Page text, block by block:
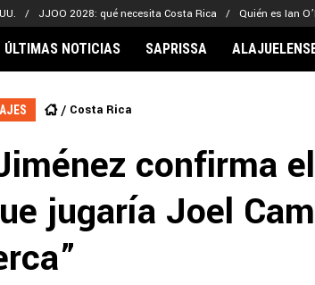
JJOO 2028: qué necesita Costa Rica Quién es Ian
Naciones
de Campeones
Centroamericana
Kervin Arriaga
Nathaniel Méndez-Laing
ÚLTIMAS NOTICIAS SAPRISSA
Costa Rica
confirma
jugaría Joel